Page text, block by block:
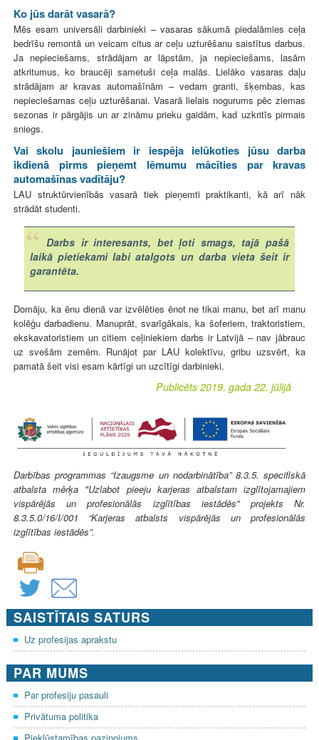
Ko jūs darāt vasarā?
Mēs esam universāli darbinieki – vasaras sākumā piedalāmies ceļa
bedrīšu remontā un veicam citus ar ceļu uzturēšanu saistītus darbus.
Ja nepieciešams, strādājam ar lāpstām, ja nepieciešams, lasām
atkritumus, ko braucēji sametuši ceļa malās. Lielāko vasaras daļu
strādājam ar kravas automašīnām – vedam granti, šķembas, kas
nepieciešamas ceļu uzturēšanai. Vasarā lielais nogurums pēc ziemas
sezonas ir pārgājis un ar zināmu prieku gaidām, kad uzkritīs pirmais
sniegs.
Vai skolu jauniešiem ir iespēja ielūkoties jūsu darba
ikdienā pirms pieņemt lēmumu mācīties par kravas
automašīnas vadītāju?
LAU struktūrvienībās vasarā tiek pieņemti praktikanti, kā arī nāk
strādāt studenti.
Darbs ir interesants, bet ļoti smags, tajā pašā
laikā pietiekami labi atalgots un darba vieta šeit ir
garantēta.
Domāju, ka ēnu dienā var izvēlēties ēnot ne tikai manu, bet arī manu
kolēģu darbadienu. Manuprāt, svarīgākais, ka šoferiem, traktoristiem,
ekskavatoristiem un citiem ceļiniekiem darbs ir Latvijā – nav jābrauc
uz svešām zemēm. Runājot par LAU kolektīvu, gribu uzsvērt, ka
pamatā šeit visi esam kārtīgi un uzcītīgi darbinieki.
Publicēts 2019. gada 22. jūlijā
Darbības programmas “Izaugsme un nodarbinātība” 8.3.5. specifiskā
atbalsta mērķa "Uzlabot pieeju karjeras atbalstam izglītojamajiem
vispārējās un profesionālās izglītības iestādēs" projekts Nr.
8.3.5.0/16/I/001 “Karjeras atbalsts vispārējās un profesionālās
izglītības iestādēs”.
SAISTĪTAIS SATURS
Uz profesijas aprakstu
PAR MUMS
Par profesiju pasauli
Privātuma politika